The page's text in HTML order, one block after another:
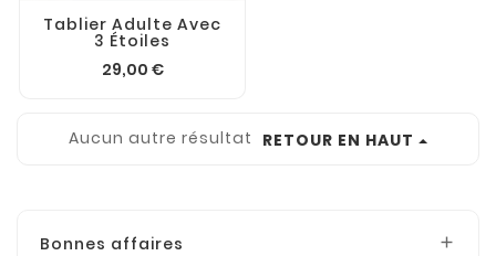
Tablier Adulte Avec
3 Étoiles
29,00 €
Aucun autre résultat RETOUR EN HAUT
Bonnes affaires 